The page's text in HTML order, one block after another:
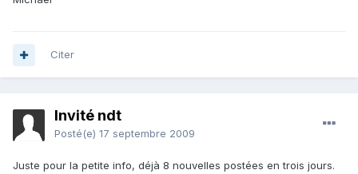
Citer
Invité ndt
Posté(e) 17 septembre 2009
Juste pour la petite info, déjà 8 nouvelles postées en trois jours.